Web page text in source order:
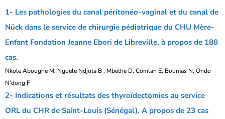
1- Les pathologies du canal péritonéo-vaginal et du canal de
Nück dans le service de chirurgie pédiatrique du CHU Mère-
Enfant Fondation Jeanne Ebori de Libreville, à propos de 188
cas.
Nkole Aboughe M, Nguele Ndjota B , Mbethe D, Comlan E, Boumas N, Ondo
N’dong F
2- Indications et résultats des thyroïdectomies au service
ORL du CHR de Saint-Louis (Sénégal). A propos de 23 cas